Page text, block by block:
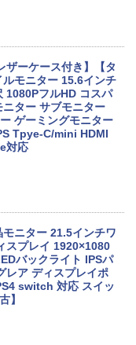
ン Core i3/i5選択可 Wi
Office 2024付き メ
15.6型 テンキー ビジ
向け 福袋2026
12型液晶/Wi
USB-C/HDMI/中古パ
コン モバイルパソコン
Pro 中古 アウトレッ
古デスクトップパソ
デスクトップパソコン
ニPC OFFICE付き
設定済み キーボー
ザーケース付き】【タ
ルモニター 15.6インチ
1080PフルHD コスパ
ター サブモニター
ゲーミングモニター
Tpye-C/mini HDMI
対応
ニター 21.5インチワ
スプレイ 1920×1080
バックライト IPSパ
レア ディスプレイポ
switch 対応 スイッ
】